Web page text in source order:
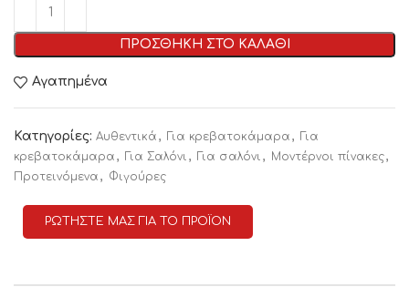
ΠΡΟΣΘΗΚΗ ΣΤΟ ΚΑΛΑΘΙ
Αγαπημένα
Κατηγορίες: Αυθεντικά , Για κρεβατοκάμαρα ,
Για
κρεβατοκάμαρα , Για Σαλόνι , Για σαλόνι , Μοντέρνοι πίνακες,
Προτεινόμενα , Φιγούρες
ΡΩΤΗΣΤΕ ΜΑΣ ΓΙΑ ΤΟ ΠΡΟΪΟΝ